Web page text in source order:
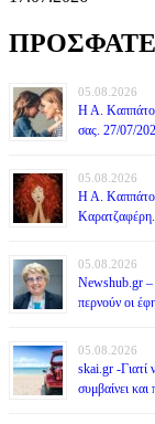
05.08.2026
Η Α.
σας. 27/07/
05.08.2026
Η Α.
Καρατζαφέρη.
05.08.2026
Newshub.gr –
περνούν οι
05.08.2026
skai.gr -Γιατί
συμβαίνει